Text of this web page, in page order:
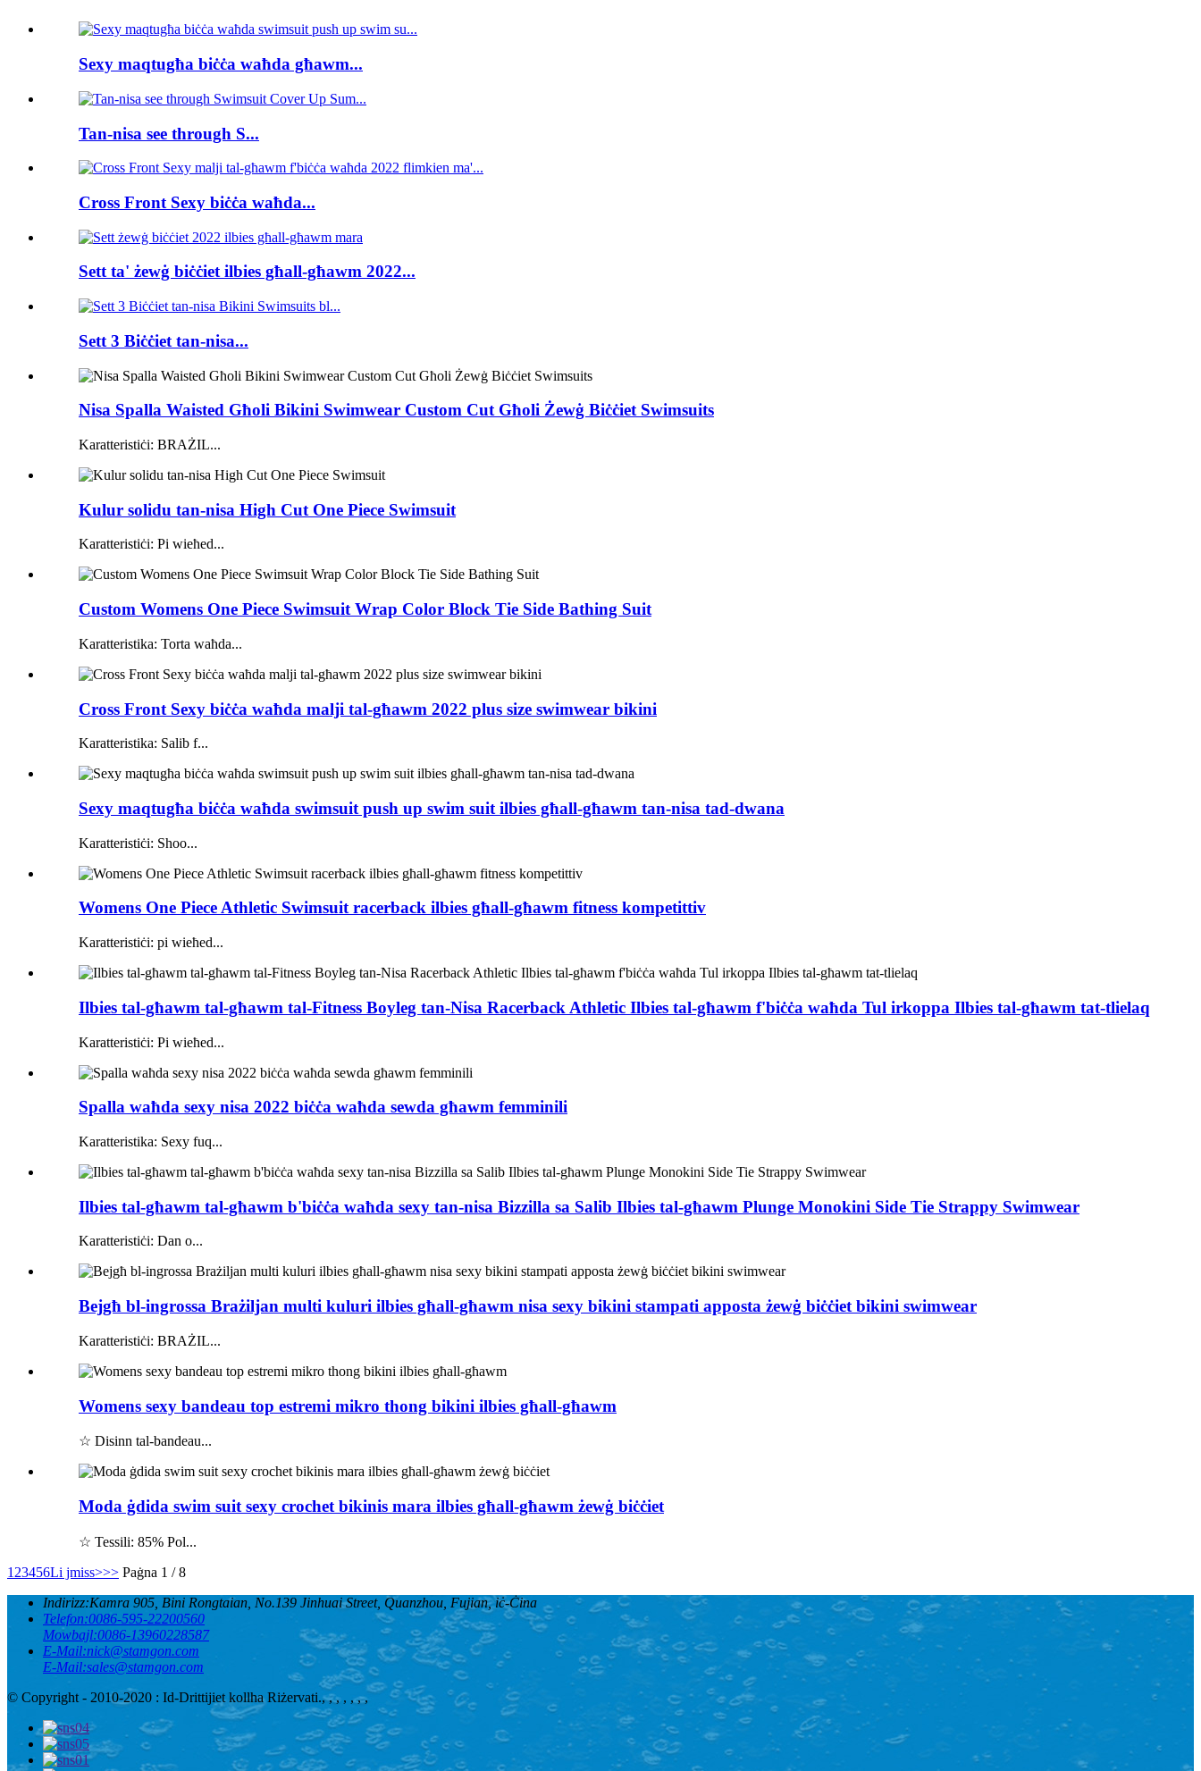
Sexy maqtugħa biċċa waħda għawm...
Tan-nisa see through S...
Cross Front Sexy biċċa waħda...
Sett ta' żewġ biċċiet ilbies għall-għawm 2022...
Sett 3 Biċċiet tan-nisa...
Nisa Spalla Waisted Għoli Bikini Swimwear Custom Cut Għoli Żewġ Biċċiet Swimsuits
Karatteristiċi: BRAŻIL...
Kulur solidu tan-nisa High Cut One Piece Swimsuit
Karatteristiċi: Pi wieħed...
Custom Womens One Piece Swimsuit Wrap Color Block Tie Side Bathing Suit
Karatteristika: Torta waħda...
Cross Front Sexy biċċa waħda malji tal-għawm 2022 plus size swimwear bikini
Karatteristika: Salib f...
Sexy maqtugħa biċċa waħda swimsuit push up swim suit ilbies għall-għawm tan-nisa tad-dwana
Karatteristiċi: Shoo...
Womens One Piece Athletic Swimsuit racerback ilbies għall-għawm fitness kompetittiv
Karatteristiċi: pi wieħed...
Ilbies tal-għawm tal-għawm tal-Fitness Boyleg tan-Nisa Racerback Athletic Ilbies tal-għawm f'biċċa waħda Tul irkoppa Ilbies tal-għawm tat-tlielaq
Karatteristiċi: Pi wieħed...
Spalla waħda sexy nisa 2022 biċċa waħda sewda għawm femminili
Karatteristika: Sexy fuq...
Ilbies tal-għawm tal-għawm b'biċċa waħda sexy tan-nisa Bizzilla sa Salib Ilbies tal-għawm Plunge Monokini Side Tie Strappy Swimwear
Karatteristiċi: Dan o...
Bejgħ bl-ingrossa Brażiljan multi kuluri ilbies għall-għawm nisa sexy bikini stampati apposta żewġ biċċiet bikini swimwear
Karatteristiċi: BRAŻIL...
Womens sexy bandeau top estremi mikro thong bikini ilbies għall-għawm
☆ Disinn tal-bandeau...
Moda ġdida swim suit sexy crochet bikinis mara ilbies għall-għawm żewġ biċċiet
☆ Tessili: 85% Pol...
1 23456Li jmiss>>> Paġna 1 / 8
Indirizz:Kamra 905, Bini Rongtaian, No.139 Jinhuai Street, Quanzhou, Fujian, iċ-Ċina
Telefon:0086-595-22200560
Mowbajl:0086-13960228587
E-Mail:nick@stamgon.com
E-Mail:sales@stamgon.com
© Copyright - 2010-2020 : Id-Drittijiet kollha Riżervati., , , , , , ,